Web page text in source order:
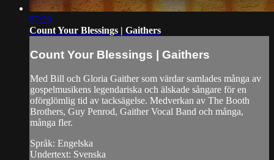
57:29
Count Your Blessings | Gaithers
Count Your Blessings | Gaithers
Med Bill och Gloria Gaither som värdar samlades många av
gospelmusikens legendariska och älskade sångare för en
oförglömlig tid av tacksägelse. Medverkan av The Booth
Brothers, Guy Penrod, Gaither Vocal Band och många,
många fler.
Språk: Engelska
Undertext: Svenska